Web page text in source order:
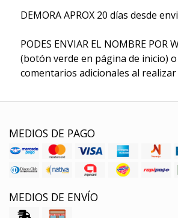
DEMORA APROX 20 días desde
PODES ENVIAR EL NOMBRE POR
(botón verde en página de inicio)
comentarios adicionales al realizar
MEDIOS DE PAGO
MEDIOS DE ENVÍO